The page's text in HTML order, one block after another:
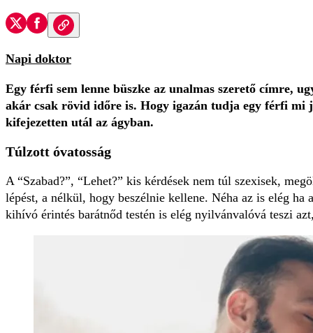
Napi doktor
Egy férfi sem lenne büszke az unalmas szerető címre,
akár csak rövid időre is. Hogy igazán tudja egy férfi mi
kifejezetten utál az ágyban.
Túlzott óvatosság
A “Szabad?”, “Lehet?” kis kérdések nem túl szexisek,
lépést, a nélkül, hogy beszélnie kellene. Néha az is elég
kihívó érintés barátnőd testén is elég nyilvánvalóvá teszi